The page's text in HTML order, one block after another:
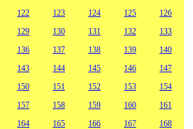
122 123 124 125
126
129 130 131 132
133
136 137 138 139
140
143 144 145 146
147
150 151 152 153
154
157 158 159 160
161
164 165 166 167
168